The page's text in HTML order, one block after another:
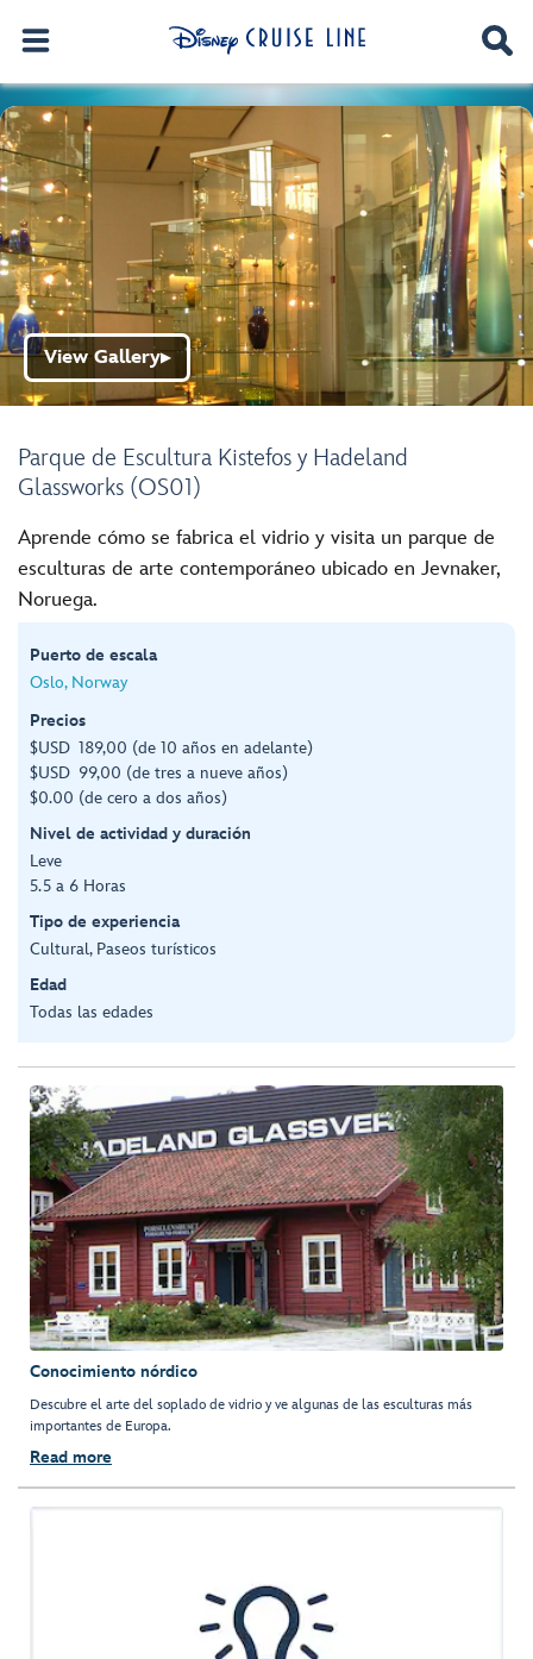
Parque de Escultura Kistefos y Hadeland
Glassworks (OS01)
View Gallery▶
Aprende cómo se fabrica el vidrio y visita un parque de
esculturas de arte contemporáneo ubicado en Jevnaker,
Noruega.
Puerto de escala
Oslo, Norway
Precios
$USD 189,00 (de 10 años en adelante)
$USD 99,00 (de tres a nueve años)
$0.00 (de cero a dos años)
Nivel de actividad y duración
Leve
5.5 a 6 Horas
Tipo de experiencia
Cultural, Paseos turísticos
Edad
Todas las edades
Conocimiento nórdico
Descubre el arte del soplado de vidrio y ve algunas de las esculturas más
importantes de Europa.
Read more